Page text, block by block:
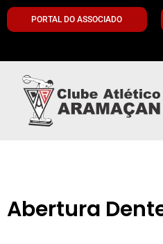
PORTAL DO ASSOCIADO
Abertura